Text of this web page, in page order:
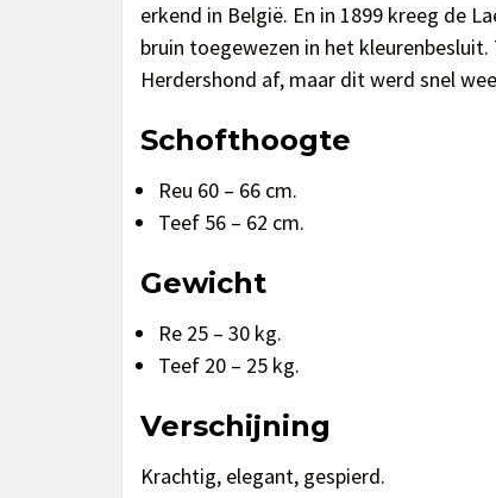
erkend in België. En in 1899 kreeg de
bruin toegewezen in het
Herdershond af, maar dit werd snel
Schofthoogte
Reu 60 – 66 cm.
Teef 56 – 62 cm.
Gewicht
Re 25 – 30 kg.
Teef 20 – 25 kg.
Verschijning
Krachtig, elegant, gespierd.